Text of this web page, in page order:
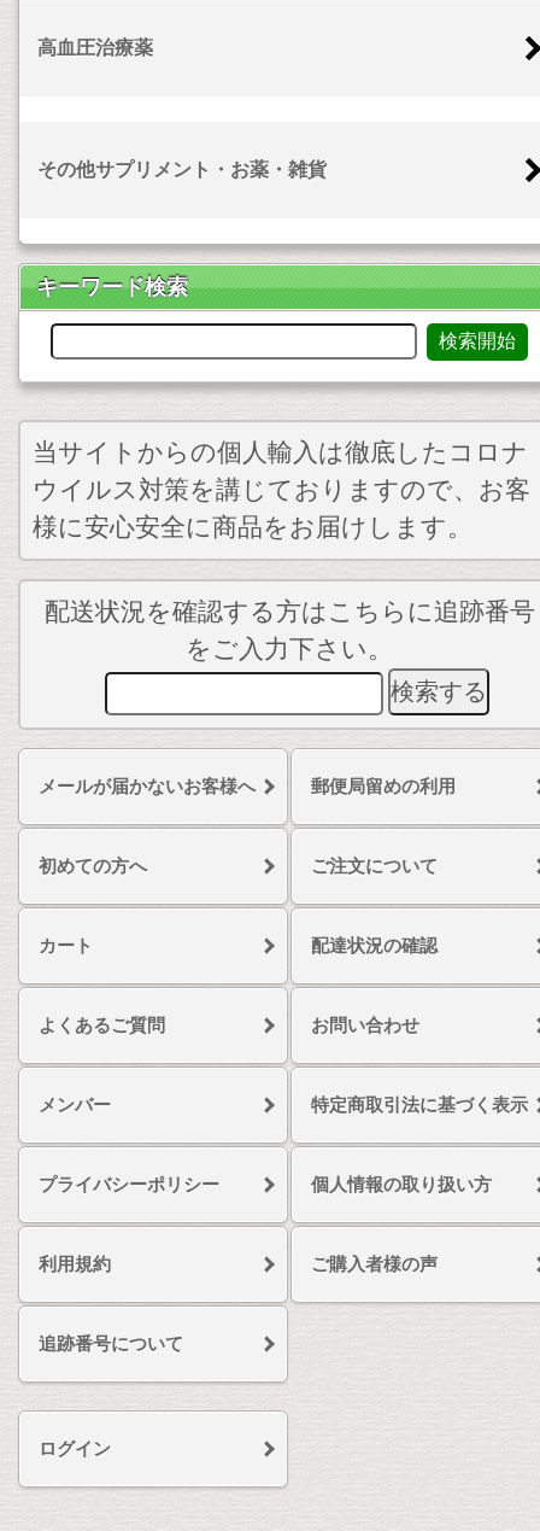
高血圧治療薬
その他サプリメント・お薬・雑貨
キーワード検索
当サイトからの個人輸入は徹底したコロナ
ウイルス対策を講じておりますので、お客
様に安心安全に商品をお届けします。
配送状況を確認する方はこちらに追跡番号
をご入力下さい。
メールが届かないお客様へ 郵便局留めの利用
初めての方へ ご注文について
カート 配達状況の確認
よくあるご質問 お問い合わせ
メンバー 特定商取引法に基づく表示
プライバシーポリシー 個人情報の取り扱い方
利用規約 ご購入者様の声
追跡番号について
ログイン